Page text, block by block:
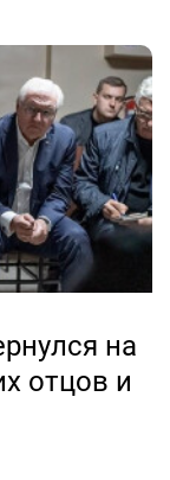
на
отцов и